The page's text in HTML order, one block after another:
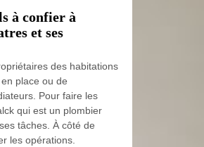
à confier à
et ses
des habitations
place ou de
Pour faire les
qui est un plombier
tâches. À côté de
les opérations.